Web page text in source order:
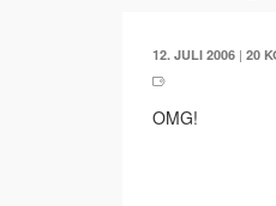
12. JULI 2006 | 20
OMG!